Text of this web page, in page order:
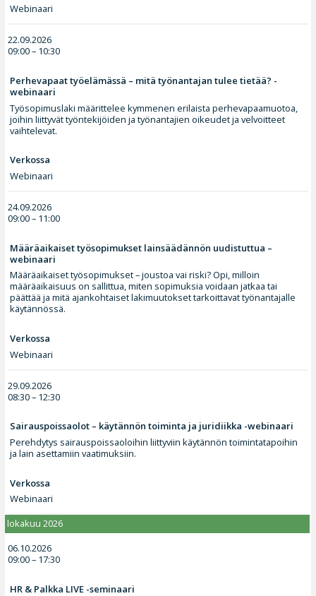
Webinaari
22.09.2026
09:00 – 10:30
Perhevapaat työelämässä – mitä työnantajan tulee tietää? -
webinaari
Työsopimuslaki määrittelee kymmenen erilaista perhevapaamuotoa,
joihin liittyvät työntekijöiden ja työnantajien oikeudet ja velvoitteet
vaihtelevat.
Verkossa
Webinaari
24.09.2026
09:00 – 11:00
Määräaikaiset työsopimukset lainsäädännön uudistuttua –
webinaari
Määräaikaiset työsopimukset – joustoa vai riski? Opi, milloin
määräaikaisuus on sallittua, miten sopimuksia voidaan jatkaa tai
päättää ja mitä ajankohtaiset lakimuutokset tarkoittavat työnantajalle
käytännössä.
Verkossa
Webinaari
29.09.2026
08:30 – 12:30
Sairauspoissaolot – käytännön toiminta ja juridiikka -webinaari
Perehdytys sairauspoissaoloihin liittyviin käytännön toimintatapoihin
ja lain asettamiin vaatimuksiin.
Verkossa
Webinaari
lokakuu 2026
06.10.2026
09:00 – 17:30
HR & Palkka LIVE -seminaari